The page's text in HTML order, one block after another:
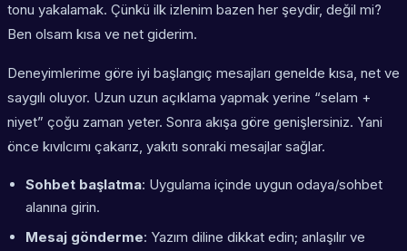
tonu yakalamak. Çünkü ilk izlenim bazen her şeydir, değil mi?
Ben olsam kısa ve net giderim.
Deneyimlerime göre iyi başlangıç mesajları genelde kısa, net ve
saygılı oluyor. Uzun uzun açıklama yapmak yerine “selam +
niyet” çoğu zaman yeter. Sonra akışa göre genişlersiniz. Yani
önce kıvılcımı çakarız, yakıtı sonraki mesajlar sağlar.
Sohbet başlatma: Uygulama içinde uygun odaya/sohbet
alanına girin.
Mesaj gönderme: Yazım diline dikkat edin; anlaşılır ve